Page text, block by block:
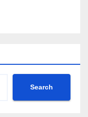
Search